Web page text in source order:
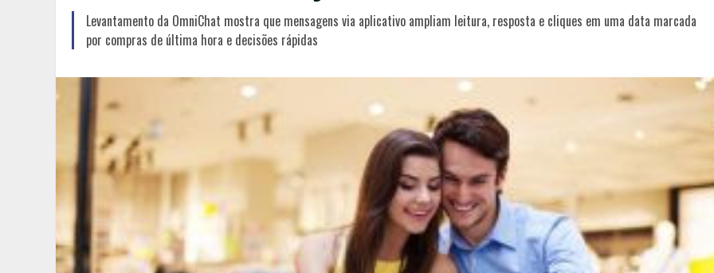
Levantamento da OmniChat mostra que mensagens via aplicativo ampliam leitura, resposta e cliques em uma data marcada
por compras de última hora e decisões rápidas